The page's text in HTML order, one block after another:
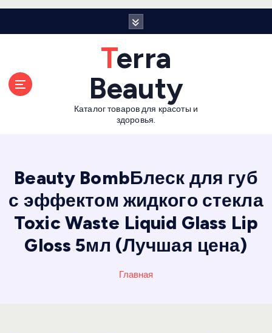
Terra
Beauty
Каталог товаров для красоты и
здоровья.
Beauty BombБлеск для губ
с эффектом жидкого стекла
Toxic Waste Liquid Glass Lip
Gloss 5мл (Лучшая цена)
Главная